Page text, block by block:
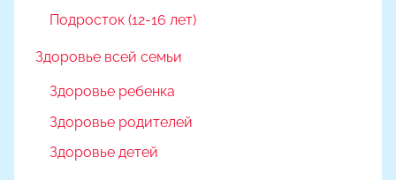
Подросток (12-16 лет)
Здоровье всей семьи
Здоровье ребенка
Здоровье родителей
Здоровье детей